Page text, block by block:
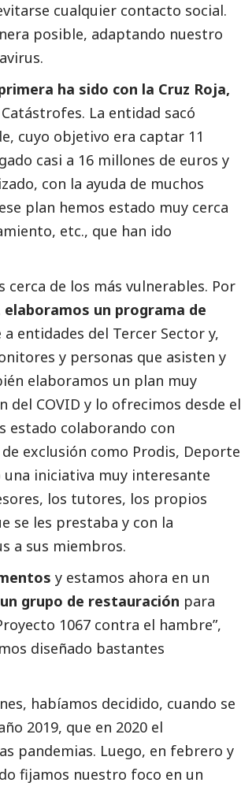
cualquier contacto social.
posible, adaptando nuestro
ha sido con la Cruz Roja,
La entidad sacó
cuyo objetivo era captar 11
casi a 16 millones de euros y
con la ayuda de muchos
plan hemos estado muy cerca
etc., que han ido
de los más vulnerables. Por
un programa de
entidades del Tercer Sector y,
y personas que asisten y
elaboramos un plan muy
COVID y lo ofrecimos desde el
estado colaborando con
exclusión como Prodis, Deporte
una iniciativa muy interesante
los tutores, los propios
se les prestaba y con la
a sus miembros.
y estamos ahora en un
grupo de restauración para
1067 contra el hambre”,
diseñado bastantes
habíamos decidido, cuando se
2019, que en 2020 el
pandemias. Luego, en febrero y
fijamos nuestro foco en un